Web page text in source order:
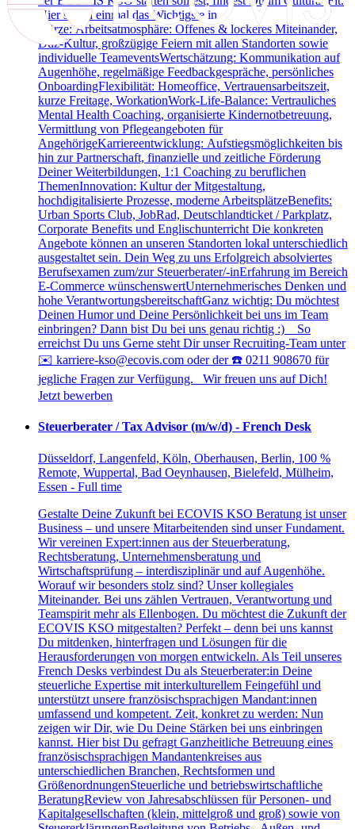
Hier schon einmal das Wichtigste in
Kürze: Arbeitsatmosphäre: Offenes & lockeres Miteinander,
Duz-Kultur, großzügige Feiern mit allen Standorten sowie
individuelle TeameventsWertschätzung: Kommunikation auf
Augenhöhe, regelmäßige Feedbackgespräche, persönliches
OnboardingFlexibilität: Homeoffice, Vertrauensarbeitszeit,
kurze Freitage, WorkationWork-Life-Balance: Vertrauliches
Mental Health Coaching, organisierte Kindernotbetreuung,
Vermittlung von Pflegeangeboten für
AngehörigeKarriereentwicklung: Aufstiegsmöglichkeiten bis
hin zur Partnerschaft, finanzielle und zeitliche Förderung
Deiner Weiterbildungen, 1:1 Coaching zu beruflichen
ThemenInnovation: Kultur der Mitgestaltung,
hochdigitalisierte Prozesse, moderne ArbeitsplätzeBenefits:
Urban Sports Club, JobRad, Deutschlandticket / Parkplatz,
Corporate Benefits und Englischunterricht Die konkreten
Angebote können an unseren Standorten lokal unterschiedlich
ausgestaltet sein. Dein Weg zu uns Erfolgreich absolviertes
Berufsexamen zum/zur Steuerberater/-inErfahrung im Bereich
E-Commerce wünschenswertUnternehmerisches Denken und
hohe VerantwortungsbereitschaftGanz wichtig: Du möchtest
Deinen Humor und Deine Persönlichkeit bei uns im Team
einbringen? Dann bist Du bei uns genau richtig :) So
erreichst Du uns Gerne steht Dir unser Recruiting-Team unter
✉️ karriere-kso@ecovis.com oder der ☎️ 0211 908670 für
jegliche Fragen zur Verfügung. Wir freuen uns auf Dich!
Jetzt bewerben
Steuerberater / Tax Advisor (m/w/d) - French Desk
Düsseldorf, Langenfeld, Köln, Oberhausen, Berlin, 100 %
Remote, Wuppertal, Bad Oeynhausen, Bielefeld, Mülheim,
Essen - Full time
Gestalte Deine Zukunft bei ECOVIS KSO Beratung ist unser
Business – und unsere Mitarbeitenden sind unser Fundament.
Wir vereinen Expert:innen aus der Steuerberatung,
Rechtsberatung, Unternehmensberatung und
Wirtschaftsprüfung – interdisziplinär und auf Augenhöhe.
Worauf wir besonders stolz sind? Unser kollegiales
Miteinander. Bei uns zählen Vertrauen, Verantwortung und
Teamspirit mehr als Ellenbogen. Du möchtest die Zukunft der
ECOVIS KSO mitgestalten? Perfekt – denn bei uns kannst
Du mitdenken, hinterfragen und Lösungen für die
Herausforderungen von morgen entwickeln. Als Teil unseres
French Desks verbindest Du als Steuerberater:in Deine
steuerliche Expertise mit interkulturellem Feingefühl und
unterstützt unsere französischsprachigen Mandant:innen
umfassend und kompetent. Zeit, konkret zu werden: Nun
zeigen wir Dir, wie Du Deine Stärken bei uns einbringen
kannst. Hier bist Du gefragt Ganzheitliche Betreuung eines
französischsprachigen Mandantenkreises aus
unterschiedlichen Branchen, Rechtsformen und
GrößenordnungenSteuerliche und betriebswirtschaftliche
BeratungReview von Jahresabschlüssen für Personen- und
Kapitalgesellschaften (klein, mittelgroß und groß) sowie von